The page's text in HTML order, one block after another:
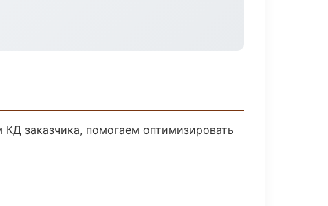
заказчика, помогаем оптимизировать